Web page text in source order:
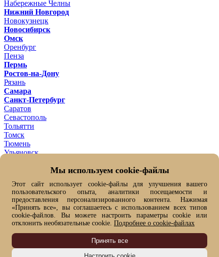
Набережные Челны
Нижний Новгород
Новокузнецк
Новосибирск
Омск
Оренбург
Пенза
Пермь
Ростов-на-Дону
Рязань
Самара
Санкт-Петербург
Саратов
Севастополь
Тольятти
Томск
Тюмень
Ульяновск
Ярославль
Ваш город -Москва ?
Да Нет, выбрать другой
От выбранного города зависит цена товара и его наличие
Быстрый заказ
Имя*
Фамилия
Номер телефона*
Мы используем cookie-файлы
Этот сайт использует cookie-файлы для улучшения вашего
пользовательского опыта, аналитики посещаемости и
предоставления персонализированного контента. Нажимая
«Принять все», вы соглашаетесь с использованием всех типов
cookie-файлов. Вы можете настроить параметры cookie или
отклонить необязательные cookie. Подробнее о cookie-файлах
Принять все